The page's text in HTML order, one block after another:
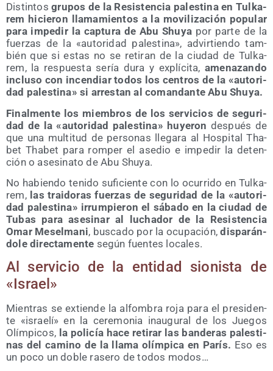
Dis­tin­tosgru­pos de la Resis­ten­cia pales­ti­na en Tul­ka­
rem hicie­ron lla­ma­mien­tos a la movi­li­za­ción popu­lar
para impe­dir la cap­tu­ra de Abu Shu­yapor par­te de la
fuer­zas de la «auto­ri­dad pales­ti­na», advir­tien­do tam­
bién que si estas no se reti­ran de la ciu­dad de Tul­ka­
rem, la res­pues­ta sería dura y explí­ci­ta, ame­na­zan­do
inclu­so con incen­diar todos los cen­tros de la «auto­ri­
dad pales­ti­na» si arres­tan al coman­dan­te Abu Shuya.
Final­men­te los miem­bros de los ser­vi­cios de segu­ri­
dad de la «auto­ri­dad pales­ti­na» huye­ron des­pués de
que una mul­ti­tud de per­so­nas lle­ga­ra al Hos­pi­tal Tha­
bet Tha­bet para rom­per el ase­dio e impe­dir la deten­
ción o ase­si­na­to de Abu Shuya.
No habien­do teni­do sufi­cien­te con lo ocu­rri­do en Tul­ka­
rem, las trai­do­ras fuer­zas de segu­ri­dad de la «auto­ri­
dad pales­ti­na» irrum­pie­ron el sába­do en la ciu­dad de
Tubas para ase­si­nar al lucha­dor de la Resis­ten­cia
Omar Mesel­ma­ni, bus­ca­do por la ocu­pa­ción,dis­pa­rán­
do­le direc­ta­men­te según fuen­tes locales.
Al ser­vi­cio de la enti­dad sio­nis­ta de
«Israel»
Mien­tras se extien­de la alfom­bra roja para el pre­si­den­
te «israe­lí» en la cere­mo­nia inau­gu­ral de los Jue­gos
Olím­pi­cos, la poli­cía hace reti­rar las ban­de­ras pales­ti­
nas del camino de la lla­ma olím­pi­ca en París. Eso es
un poco un doble rase­ro de todos modos…